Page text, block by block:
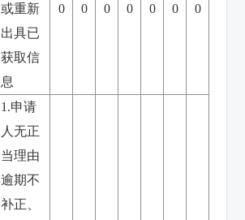
或重新
出具已
获取信
息
0 0 0 0 0 0 0
1.申请
人无正
当理由
逾期不
补正、